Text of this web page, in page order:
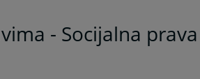
- Socijalna prava